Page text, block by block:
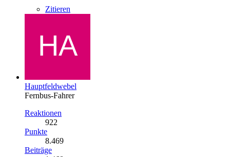
Zitieren
Hauptfeldwebel
Fernbus-Fahrer
Reaktionen
922
Punkte
8.469
Beiträge